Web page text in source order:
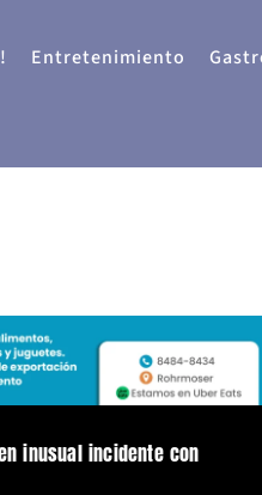
Entretenimiento
inusual incidente con